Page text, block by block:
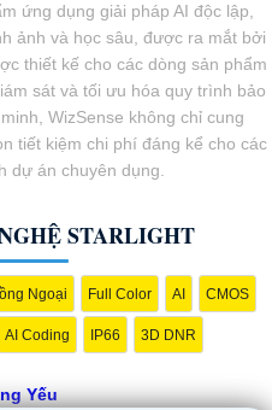
camera từ các nhà sản xuất uy
trợ kỹ thuật sau bán hàng đáng
bạn sử dụng camera ngoài
nước và bụi để nâng cao an
kiện thời tiết.
của bạn, bạn nên tham khảo
ứng dụng giải pháp AI độc lập,
ảnh và học sâu, được ra mắt bởi
thiết kế cho các dòng sản phẩm
sát và tối ưu hóa quy trình bảo
WizSense không chỉ cung
tiết kiệm chi phí đáng kể cho các
dự án chuyên dụng.
STARLIGHT
Ngoại Full Color AI CMOS
AI Coding IP66 3D DNR
Yếu